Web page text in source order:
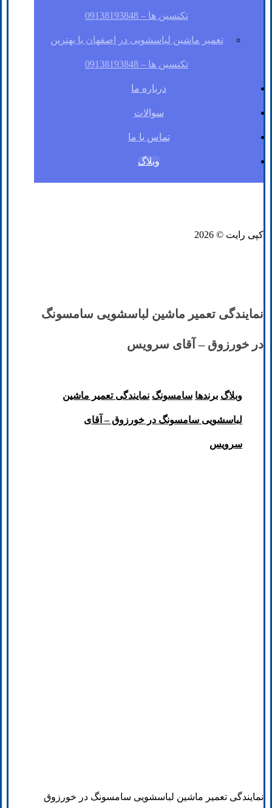
تکنسین ها – 09138193848
تعمیر ماشین لباسشویی در اصفهان با بهترین
تکنسین ها – 09138193848
درباره ما
سوالات
تماس با ما
وبلاگ
کپی رایت © 2026
نمایندگی تعمیر ماشین لباسشویی سامسونگ
در خورزوق – آقای سرویس
وبلاگ برند‌ها سامسونگ نمایندگی تعمیر ماشین
لباسشویی سامسونگ در خورزوق – آقای
سرویس
نمایندگی تعمیر ماشین لباسشویی سامسونگ در خورزوق